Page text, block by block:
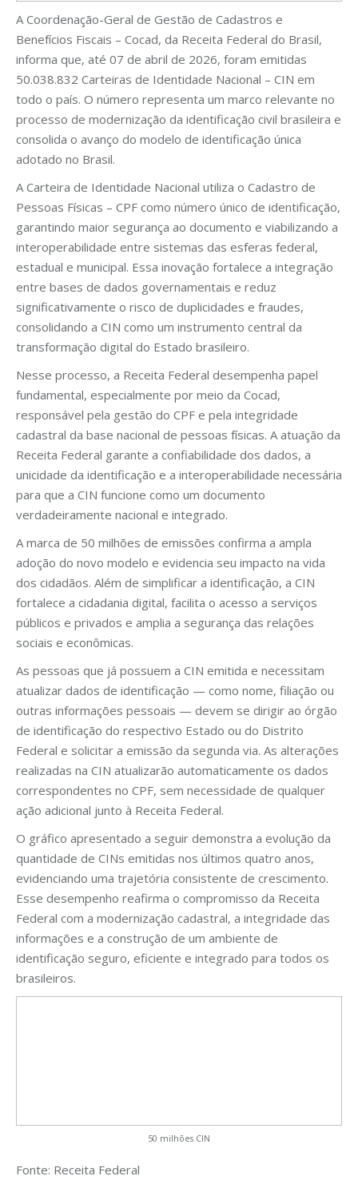
A Coordenação-Geral de Gestão de Cadastros e
Benefícios Fiscais – Cocad, da Receita Federal do Brasil,
informa que, até 07 de abril de 2026, foram emitidas
50.038.832 Carteiras de Identidade Nacional – CIN em
todo o país. O número representa um marco relevante no
processo de modernização da identificação civil brasileira e
consolida o avanço do modelo de identificação única
adotado no Brasil.
A Carteira de Identidade Nacional utiliza o Cadastro de
Pessoas Físicas – CPF como número único de identificação,
garantindo maior segurança ao documento e viabilizando a
interoperabilidade entre sistemas das esferas federal,
estadual e municipal. Essa inovação fortalece a integração
entre bases de dados governamentais e reduz
significativamente o risco de duplicidades e fraudes,
consolidando a CIN como um instrumento central da
transformação digital do Estado brasileiro.
Nesse processo, a Receita Federal desempenha papel
fundamental, especialmente por meio da Cocad,
responsável pela gestão do CPF e pela integridade
cadastral da base nacional de pessoas físicas. A atuação da
Receita Federal garante a confiabilidade dos dados, a
unicidade da identificação e a interoperabilidade necessária
para que a CIN funcione como um documento
verdadeiramente nacional e integrado.
A marca de 50 milhões de emissões confirma a ampla
adoção do novo modelo e evidencia seu impacto na vida
dos cidadãos. Além de simplificar a identificação, a CIN
fortalece a cidadania digital, facilita o acesso a serviços
públicos e privados e amplia a segurança das relações
sociais e econômicas.
As pessoas que já possuem a CIN emitida e necessitam
atualizar dados de identificação — como nome, filiação ou
outras informações pessoais — devem se dirigir ao órgão
de identificação do respectivo Estado ou do Distrito
Federal e solicitar a emissão da segunda via. As alterações
realizadas na CIN atualizarão automaticamente os dados
correspondentes no CPF, sem necessidade de qualquer
ação adicional junto à Receita Federal.
O gráfico apresentado a seguir demonstra a evolução da
quantidade de CINs emitidas nos últimos quatro anos,
evidenciando uma trajetória consistente de crescimento.
Esse desempenho reafirma o compromisso da Receita
Federal com a modernização cadastral, a integridade das
informações e a construção de um ambiente de
identificação seguro, eficiente e integrado para todos os
brasileiros.
50 milhões CIN
Fonte: Receita Federal